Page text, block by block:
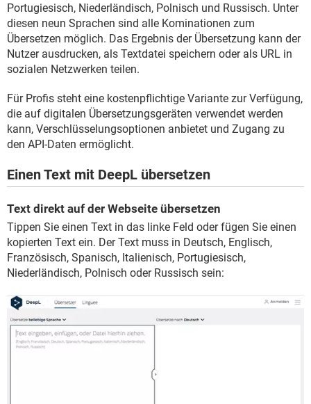
Portugiesisch, Niederländisch, Polnisch und Russisch. Unter
diesen neun Sprachen sind alle Kominationen zum
Übersetzen möglich. Das Ergebnis der Übersetzung kann der
Nutzer ausdrucken, als Textdatei speichern oder als URL in
sozialen Netzwerken teilen.
Für Profis steht eine kostenpflichtige Variante zur Verfügung,
die auf digitalen Übersetzungsgeräten verwendet werden
kann, Verschlüsselungsoptionen anbietet und Zugang zu
den API-Daten ermöglicht.
Einen Text mit DeepL übersetzen
Text direkt auf der Webseite übersetzen
Tippen Sie einen Text in das linke Feld oder fügen Sie einen
kopierten Text ein. Der Text muss in Deutsch, Englisch,
Französisch, Spanisch, Italienisch, Portugiesisch,
Niederländisch, Polnisch oder Russisch sein: